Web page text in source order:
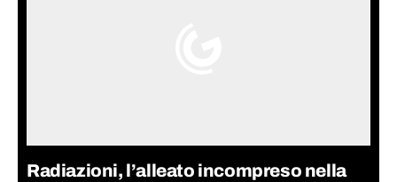
Radiazioni, l’alleato incompreso nella